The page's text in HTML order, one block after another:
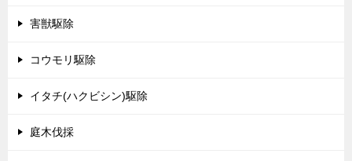
害獣駆除
コウモリ駆除
イタチ(ハクビシン)駆除
庭木伐採